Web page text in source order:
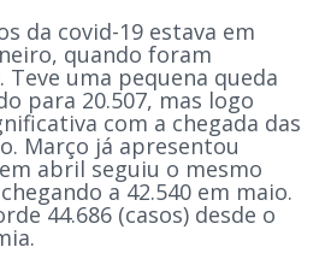
da covid-19 estava em
quando foram
Teve uma pequena queda
para 20.507, mas logo
com a chegada das
Março já apresentou
abril seguiu o mesmo
a 42.540 em maio.
44.686 (casos) desde o